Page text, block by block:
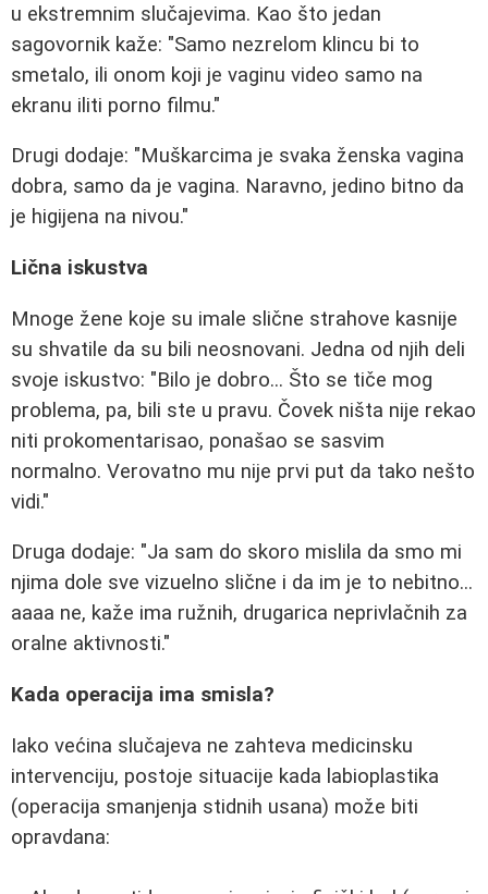
u ekstremnim slučajevima. Kao što jedan
sagovornik kaže: "Samo nezrelom klincu bi to
smetalo, ili onom koji je vaginu video samo na
ekranu iliti porno filmu."
Drugi dodaje: "Muškarcima je svaka ženska vagina
dobra, samo da je vagina. Naravno, jedino bitno da
je higijena na nivou."
Lična iskustva
Mnoge žene koje su imale slične strahove kasnije
su shvatile da su bili neosnovani. Jedna od njih deli
svoje iskustvo: "Bilo je dobro... Što se tiče mog
problema, pa, bili ste u pravu. Čovek ništa nije rekao
niti prokomentarisao, ponašao se sasvim
normalno. Verovatno mu nije prvi put da tako nešto
vidi."
Druga dodaje: "Ja sam do skoro mislila da smo mi
njima dole sve vizuelno slične i da im je to nebitno...
aaaa ne, kaže ima ružnih, drugarica neprivlačnih za
oralne aktivnosti."
Kada operacija ima smisla?
Iako većina slučajeva ne zahteva medicinsku
intervenciju, postoje situacije kada labioplastika
(operacija smanjenja stidnih usana) može biti
opravdana: